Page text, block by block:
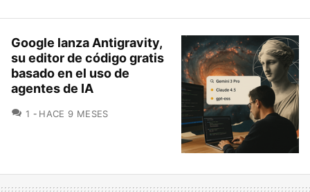
Google lanza Antigravity,
su editor de código gratis
basado en el uso de
agentes de IA
1 COMENTARIOS
HACE 9 MESES